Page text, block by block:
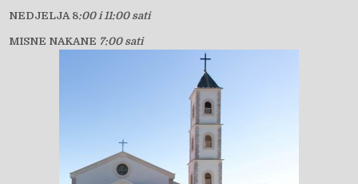
NEDJELJA 8:00 i 11:00 sati
MISNE NAKANE 7:00 sati